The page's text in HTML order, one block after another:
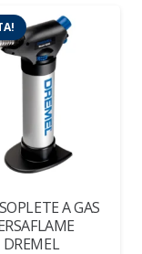
A GAS
DREMEL